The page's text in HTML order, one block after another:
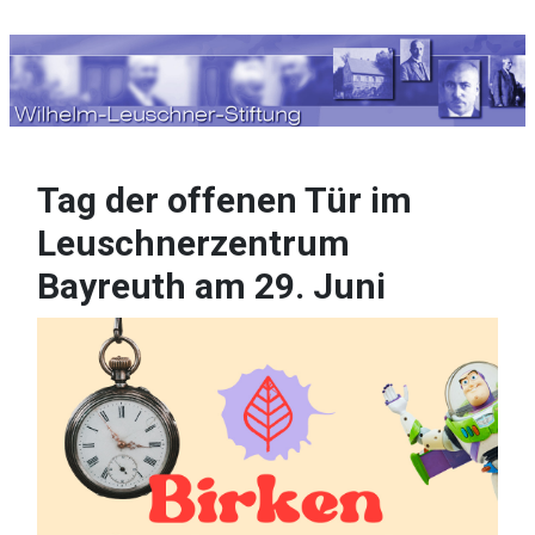
Tag der offenen Tür im
Leuschnerzentrum
Bayreuth am 29. Juni